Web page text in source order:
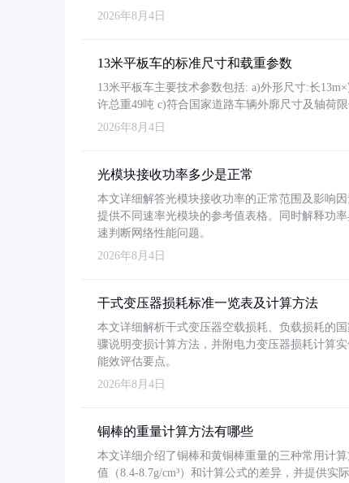
2026年8月4日
13米平板车的标准尺寸和载重参数
13米平板车主要技术参数包括: a)外形尺寸:长
许总重49吨 c)符合国家道路车辆外廓尺寸及轴荷
2026年8月4日
光模块接收功率多少是正常
本文详细解答光模块接收功率的正常范围及影响
提供不同速率光模块的参考值表格。同时解释功
速判断网络性能问题。
2026年8月4日
干式变压器损耗标准一览表及计算方法
本文详细解析干式变压器空载损耗、负载损耗的
骤说明变损计算方法，并附电力变压器损耗计算
能效评估要点。
2026年8月4日
铜棒的重量计算方法有哪些
本文详细介绍了铜棒和黄铜棒重量的三种常用计
值（8.4-8.7g/cm³）和计算公式的差异，并提供实